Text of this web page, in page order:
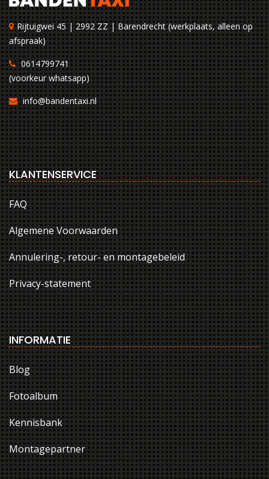
Rijtuigwei 45 | 2992 ZZ | Barendrecht (werkplaats, alleen op
afspraak)
0614799741
(voorkeur whatsapp)
info@bandentaxi.nl
KLANTENSERVICE
FAQ
Algemene Voorwaarden
Annulering-, retour- en montagebeleid
Privacy-statement
INFORMATIE
Blog
Fotoalbum
Kennisbank
Montagepartner